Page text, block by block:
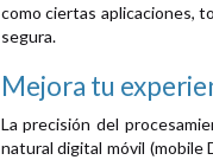
como ciertas aplicaciones,
segura.
Mejora tu
La precisión del
natural digital móvil (mobile